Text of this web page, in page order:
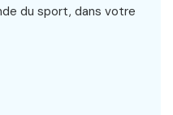
du sport, dans votre